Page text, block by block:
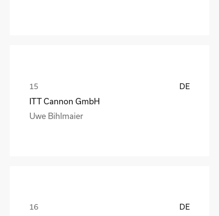
DE
ITT Cannon GmbH
Uwe Bihlmaier
DE